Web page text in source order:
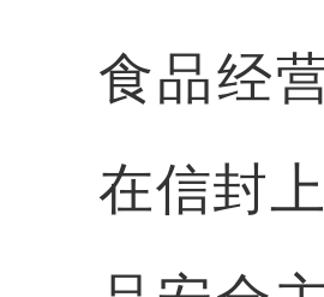
食品经
在信封